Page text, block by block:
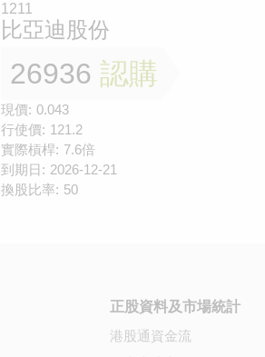
1211
比亞迪股份
26936 認購
現價: 0.043
行使價: 121.2
實際槓桿: 7.6倍
到期日: 2026-12-21
換股比率: 50
正股資料及市場統計
港股通資金流